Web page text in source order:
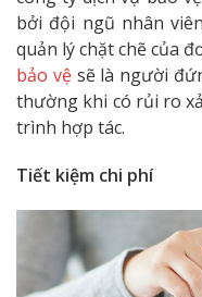
bởi đội ngũ nhân
quản lý chặt chẽ của
bảo vệsẽ là người
thường khi có rủi ro
trình hợp tác.
Tiết kiệm chi phí